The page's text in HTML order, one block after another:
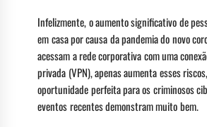
Infelizmente, o aumento significativo de
em casa por causa da pandemia do novo
acessam a rede corporativa com uma
privada (VPN), apenas aumenta esses
oportunidade perfeita para os criminosos
eventos recentes demonstram muito bem.